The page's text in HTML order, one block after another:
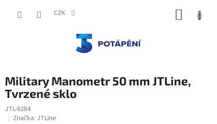
CZK
Military Manometr 50 mm JTLine,
Tvrzené sklo
JTL-6284
Značka: JTLine